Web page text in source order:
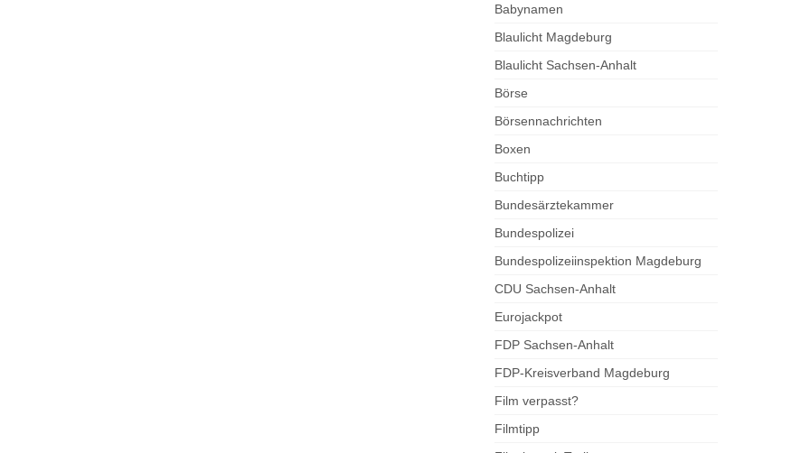
Babynamen
Blaulicht Magdeburg
Blaulicht Sachsen-Anhalt
Börse
Börsennachrichten
Boxen
Buchtipp
Bundesärztekammer
Bundespolizei
Bundespolizeiinspektion Magdeburg
CDU Sachsen-Anhalt
Eurojackpot
FDP Sachsen-Anhalt
FDP-Kreisverband Magdeburg
Film verpasst?
Filmtipp